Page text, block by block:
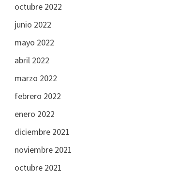
octubre 2022
junio 2022
mayo 2022
abril 2022
marzo 2022
febrero 2022
enero 2022
diciembre 2021
noviembre 2021
octubre 2021